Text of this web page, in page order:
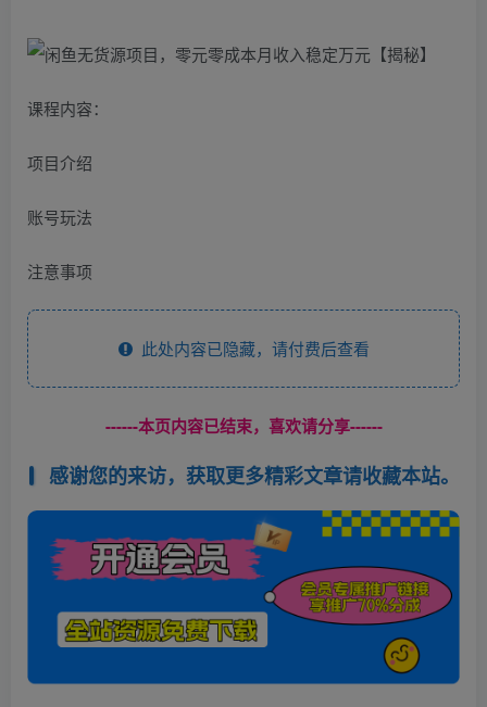
课程内容：
项目介绍
账号玩法
注意事项
此处内容已隐藏，请付费后查看
------本页内容已结束，喜欢请分享------
感谢您的来访，获取更多精彩文章请收藏本站。